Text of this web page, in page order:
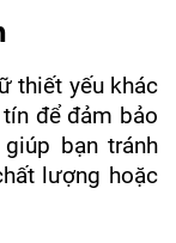
thiết yếu khác
để đảm bảo
bạn tránh
lượng hoặc